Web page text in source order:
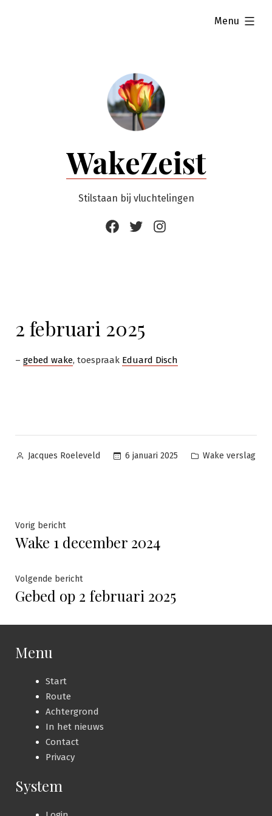
WakeZeist
Stilstaan bij vluchtelingen
Menu
uitgevouwen
FacebookTwitterInstagram
2 februari 2025
– gebed wake, toespraak Eduard Disch
Geplaatst
Jacques Roeleveld 6 januari 2025
Geplaatst
Wake verslag
Bericht
navigatie
Vorig berichtVorig
bericht:
Wake 1 december 2024
Volgende berichtVolgende
bericht:
Gebed op 2 februari 2025
Menu
Start
Route
Achtergrond
In het nieuws
Contact
Privacy
System